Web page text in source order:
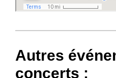
Autres
concerts :